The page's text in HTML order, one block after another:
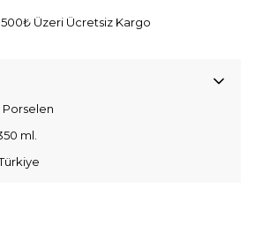
Üzeri Ücretsiz Kargo
ml.